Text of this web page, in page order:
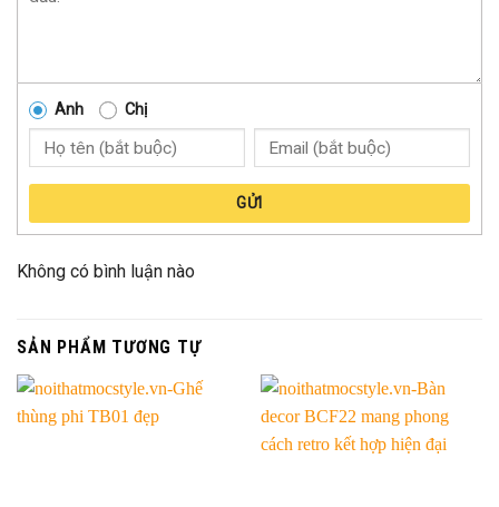
Anh Chị
GỬI
Không có bình luận nào
SẢN PHẨM TƯƠNG TỰ